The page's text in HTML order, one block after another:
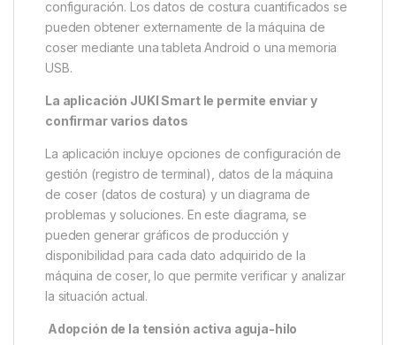
configuración. Los datos de costura cuantificados se
pueden obtener externamente de la máquina de
coser mediante una tableta Android o una memoria
USB.
La aplicación JUKI Smart le permite enviar y
confirmar varios datos
La aplicación incluye opciones de configuración de
gestión (registro de terminal), datos de la máquina
de coser (datos de costura) y un diagrama de
problemas y soluciones. En este diagrama, se
pueden generar gráficos de producción y
disponibilidad para cada dato adquirido de la
máquina de coser, lo que permite verificar y analizar
la situación actual.
Adopción de la tensión activa aguja-hilo